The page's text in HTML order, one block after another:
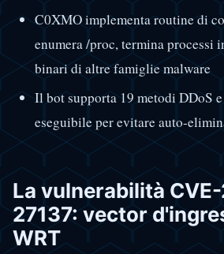
C0XMO implementa routine di
enumera /proc, termina processi
binari di altre famiglie malware
Il bot supporta 19 metodi DDoS
eseguibile per evitare auto-
La vulnerabilità
27137: vector
WRT